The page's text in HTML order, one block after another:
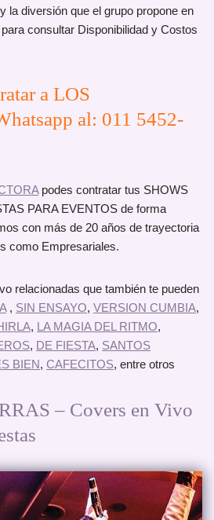
la diversión que el grupo propone en
consultar Disponibilidad y Costos
a LOS
al: 011 5452-
podes contratar tus SHOWS
PARA EVENTOS de forma
con más de 20 años de trayectoria
como Empresariales.
relacionadas que también te pueden
, SIN ENSAYO, VERSION CUMBIA,
, LA MAGIA DEL RITMO,
, DE FIESTA, SANTOS
BIEN, CAFECITOS, entre otros
– Covers en Vivo